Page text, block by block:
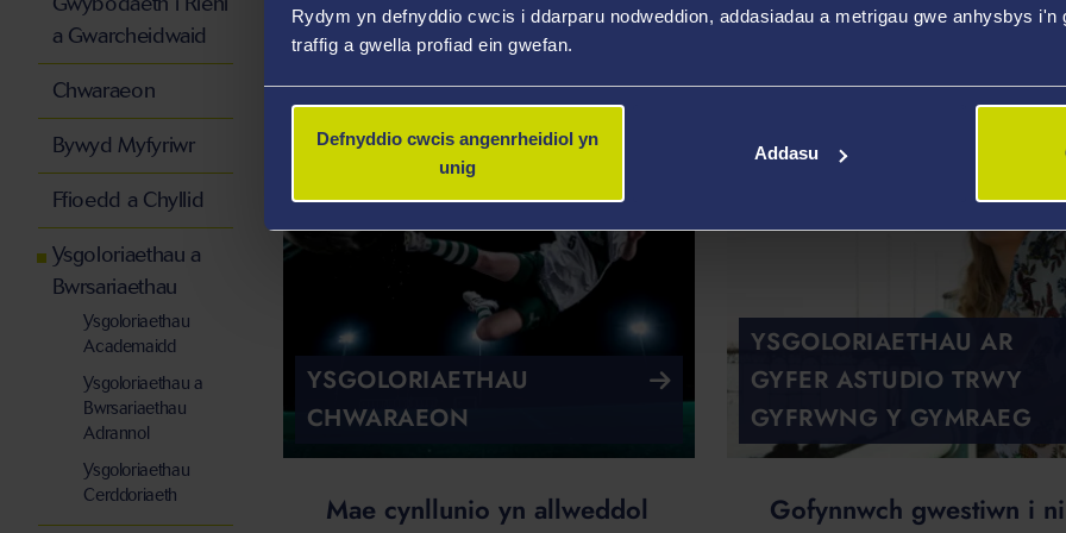
Rydym yn defnyddio cwcis i ddarparu nodweddion, addasiadau a metrigau gwe anhysbys i'n
traffig a gwella profiad ein gwefan.
Defnyddio cwcis angenrheidiol yn
unig
Addasu
academaidd
YSGOLORIAETHAU
CHWARAEON
YSGOLORIAETHAU AR
GYFER ASTUDIO TRWY
GYFRWNG Y GYMRAEG
Mae cynllunio yn allweddol Gofynnwch gwestiwn i ni
a Gwarcheidwaid
Chwaraeon
Bywyd Myfyriwr
Ffioedd a Chyllid
Ysgoloriaethau a
Bwrsariaethau
Ysgoloriaethau
Academaidd
Ysgoloriaethau a
Bwrsariaethau
Adrannol
Ysgoloriaethau
Cerddoriaeth